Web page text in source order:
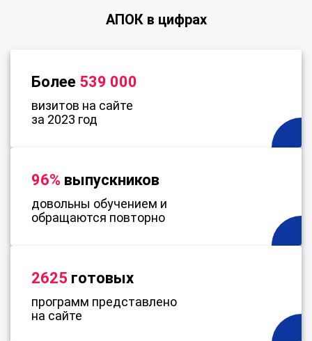
АПОК в цифрах
Более 539 000
визитов на сайте
за 2023 год
96% выпускников
довольны обучением и
обращаются повторно
2625 готовых
программ представлено
на сайте